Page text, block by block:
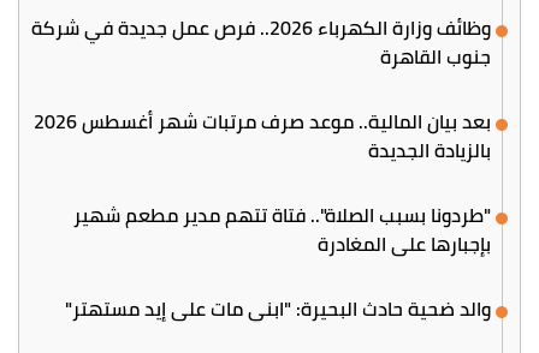
وظائف وزارة الكهرباء 2026.. فرص عمل جديدة في شركة
جنوب القاهرة
بعد بيان المالية.. موعد صرف مرتبات شهر أغسطس 2026
بالزيادة الجديدة
"طردونا بسبب الصلاة".. فتاة تتهم مدير مطعم شهير
بإجبارها على المغادرة
والد ضحية حادث البحيرة: "ابني مات على إيد مستهتر"